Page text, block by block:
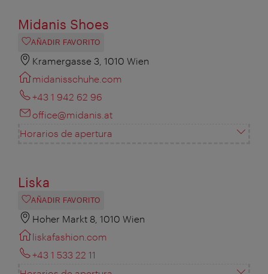
Midanis Shoes
AÑADIR FAVORITO
Kramergasse 3, 1010 Wien
midanisschuhe.com
+43 1 942 62 96
office@midanis.at
Horarios de apertura
Liska
AÑADIR FAVORITO
Hoher Markt 8, 1010 Wien
liskafashion.com
+43 1 533 22 11